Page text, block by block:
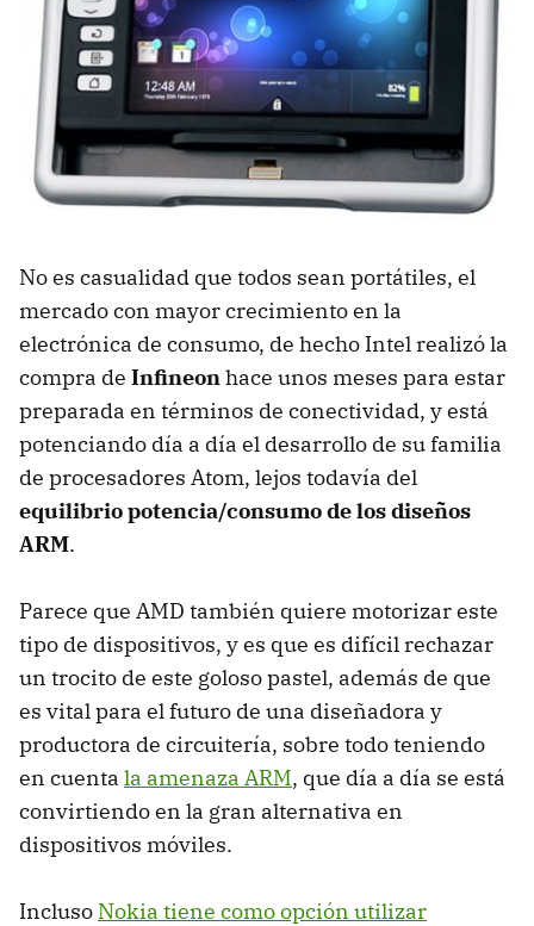
No es casualidad que todos sean portátiles, el
mercado con mayor crecimiento en la
electrónica de consumo, de hecho Intel realizó la
compra de Infineonhace unos meses para estar
preparada en términos de conectividad, y está
potenciando día a día el desarrollo de su familia
de procesadores Atom, lejos todavía del
equilibrio potencia/consumo de los diseños
ARM.
Parece que AMD también quiere motorizar este
tipo de dispositivos, y es que es difícil rechazar
un trocito de este goloso pastel, además de que
es vital para el futuro de una diseñadora y
productora de circuitería, sobre todo teniendo
en cuenta la amenaza ARM, que día a día se está
convirtiendo en la gran alternativa en
dispositivos móviles.
Incluso Nokia tiene como opción utilizar